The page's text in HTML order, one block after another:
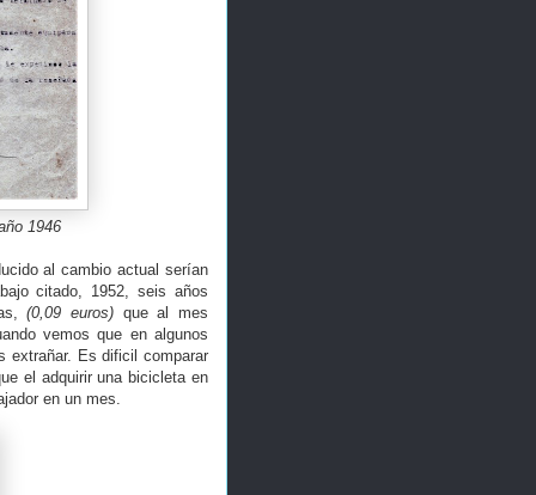
1946
al cambio actual serían
citado, 1952, seis años
(0,09 euros) que al mes
vemos que en algunos
extrañar. Es dificil comparar
el adquirir una bicicleta en
en un mes.